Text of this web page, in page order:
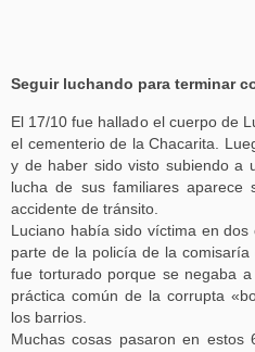
Seguir luchando para terminar
El 17/10 fue hallado el cuerpo de
el cementerio de la Chacarita.
y de haber sido visto subiendo a
lucha de sus familiares
accidente de tránsito.
Luciano había sido víctima en
parte de la policía de la
fue torturado porque se negaba
práctica común de la corrupta
los barrios.
Muchas cosas pasaron en